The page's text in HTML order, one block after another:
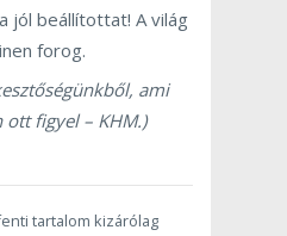
jól beállítottat! A világ
forog.
ami
figyel – KHM.)
tartalom kizárólag